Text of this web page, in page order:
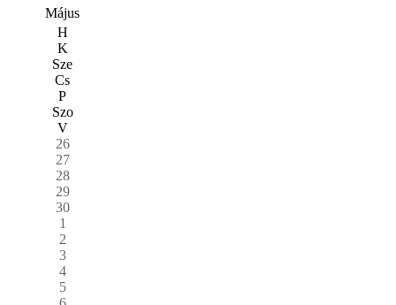
Május
H
K
Sze
Cs
P
Szo
V
26
27
28
29
30
1
2
3
4
5